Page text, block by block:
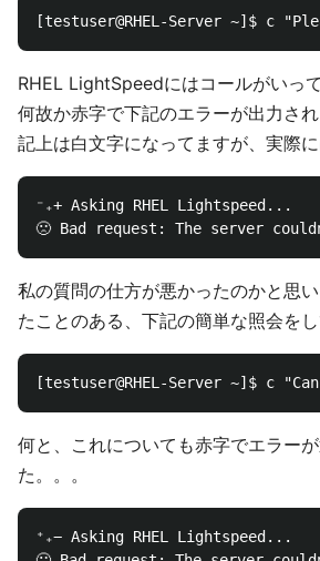
RHEL LightSpeedにはコールがいっ
何故か赤字で下記のエラーが出力さ
記上は白文字になってますが、実際
⁻₊+ Asking RHEL Lightspeed...
私の質問の仕方が悪かったのかと思
たことのある、下記の簡単な照会をし
何と、これについても赤字でエラー
た。。。
⁺₊− Asking RHEL Lightspeed...